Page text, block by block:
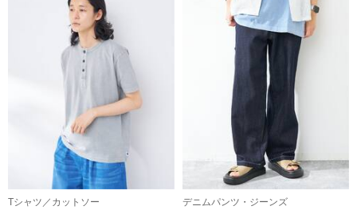
Tシャツ／カットソー
デニムパンツ・ジーンズ